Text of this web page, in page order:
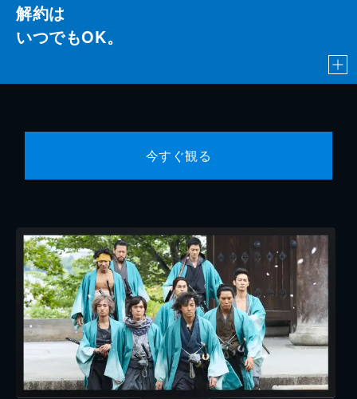
解約は
いつでもOK。
今すぐ観る